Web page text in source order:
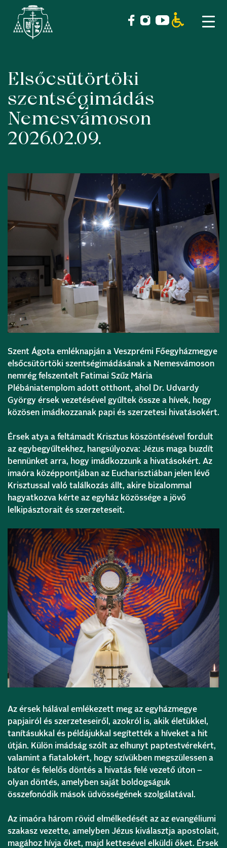
SkipElsőcsütörtöki
szentségimádás
Nemesvámoson
2026.02.09.
Szent Ágota emléknapján a Veszprémi Főegyházmegye
elsőcsütörtöki szentségimádásának a Nemesvámoson
nemrég felszentelt Fatimai Szűz Mária
Plébániatemplom adott otthont, ahol Dr. Udvardy
György érsek vezetésével gyűltek össze a hívek, hogy
közösen imádkozzanak papi és szerzetesi hivatásokért.
Érsek atya a feltámadt Krisztus köszöntésével fordult
az egybegyűltekhez, hangsúlyozva: Jézus maga buzdít
bennünket arra, hogy imádkozzunk a hivatásokért. Az
imaóra középpontjában az Eucharisztiában jelen lévő
Krisztussal való találkozás állt, akire bizalommal
hagyatkozva kérte az egyház közössége a jövő
lelkipásztorait és szerzeteseit.
Az érsek hálával emlékezett meg az egyházmegye
papjairól és szerzeteseiről, azokról is, akik életükkel,
tanításukkal és példájukkal segítették a híveket a hit
útján. Külön imádság szólt az elhunyt paptestvérekért,
valamint a fiatalokért, hogy szívükben megszülessen a
bátor és felelős döntés a hivatás felé vezető úton –
olyan döntés, amelyben saját boldogságuk
összefonódik mások üdvösségének szolgálatával.
Az imaóra három rövid elmélkedését az az evangéliumi
szakasz vezette, amelyben Jézus kiválasztja apostolait,
magához hívja őket, majd kettesével elküldi őket. Érsek